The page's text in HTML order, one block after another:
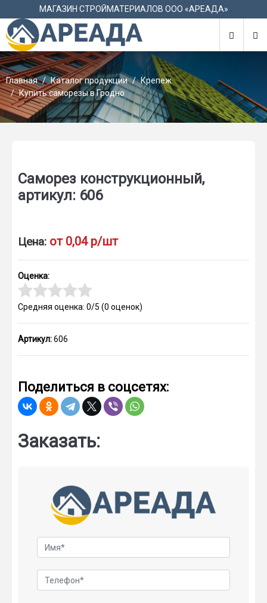
МАГАЗИН СТРОЙМАТЕРИАЛОВ ООО «АРЕАДА»
Главная Каталог продукции
Крепеж
Купить саморезы в Гродно
Саморез конструкционный,
артикул: 606
Цена: от 0,04 р/шт
Оценка:
Средняя оценка: 0/5 (0 оценок)
Артикул:606
Поделиться в соцсетях:
Заказать: